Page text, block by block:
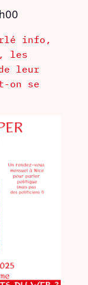
info,
les
leur
on se